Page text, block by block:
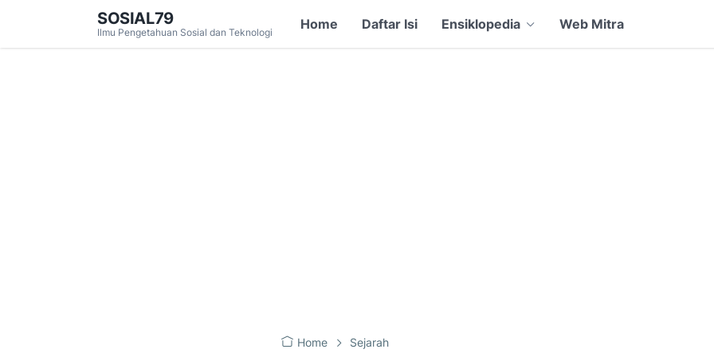
SOSIAL79
Ilmu Pengetahuan Sosial dan Teknologi
Home Daftar Isi Ensiklopedia Web Mitra
Home Sejarah